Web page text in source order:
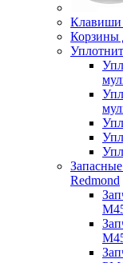
Клавиши
Корзины
Redmond